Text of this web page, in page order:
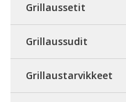
Grillaussetit
Grillaussudit
Grillaustarvikkeet